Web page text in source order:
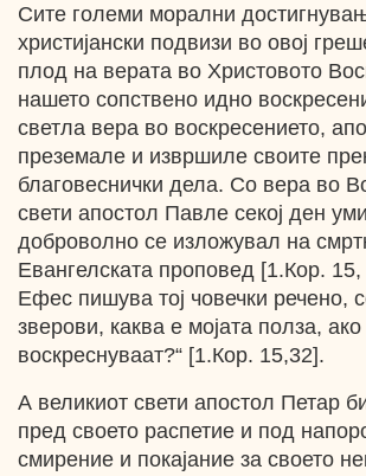
Сите големи морални
христијански подвизи во овој
плод на верата во Христовото
нашето сопствено идно
светла вера во воскресението,
преземале и извршиле своите
благовеснички дела. Со вера во
свети апостол Павле секој ден
доброволно се изложувал на
Евангелската проповед [1.Кор.
Ефес пишува тој човечки речено,
зверови, каква е мојата полза,
воскреснуваат?“ [1.Кор. 15,32].
А великиот свети апостол Петар
пред своето распетие и под
смирение и покајание за своето